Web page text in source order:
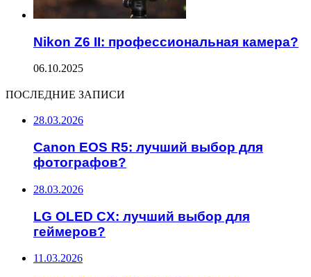
Nikon Z6 II: профессиональная камера?
06.10.2025
ПОСЛЕДНИЕ ЗАПИСИ
28.03.2026
Canon EOS R5: лучший выбор для
фотографов?
28.03.2026
LG OLED CX: лучший выбор для
геймеров?
11.03.2026